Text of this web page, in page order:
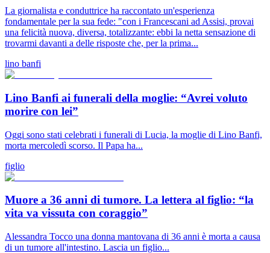
La giornalista e conduttrice ha raccontato un'esperienza
fondamentale per la sua fede: "con i Francescani ad Assisi, provai
una felicità nuova, diversa, totalizzante: ebbi la netta sensazione di
trovarmi davanti a delle risposte che, per la prima...
lino banfi
Lino Banfi ai funerali della moglie: “Avrei voluto
morire con lei”
Oggi sono stati celebrati i funerali di Lucia, la moglie di Lino Banfi,
morta mercoledì scorso. Il Papa ha...
figlio
Muore a 36 anni di tumore. La lettera al figlio: “la
vita va vissuta con coraggio”
Alessandra Tocco una donna mantovana di 36 anni è morta a causa
di un tumore all'intestino. Lascia un figlio...